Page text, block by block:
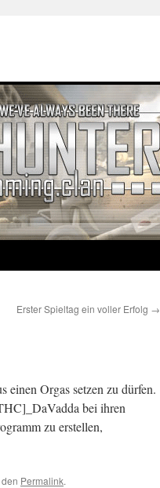
Erster Spieltag ein voller Erfolg →
einen Orgas setzen zu dürfen.
bei ihren
zu erstellen,
Permalink.